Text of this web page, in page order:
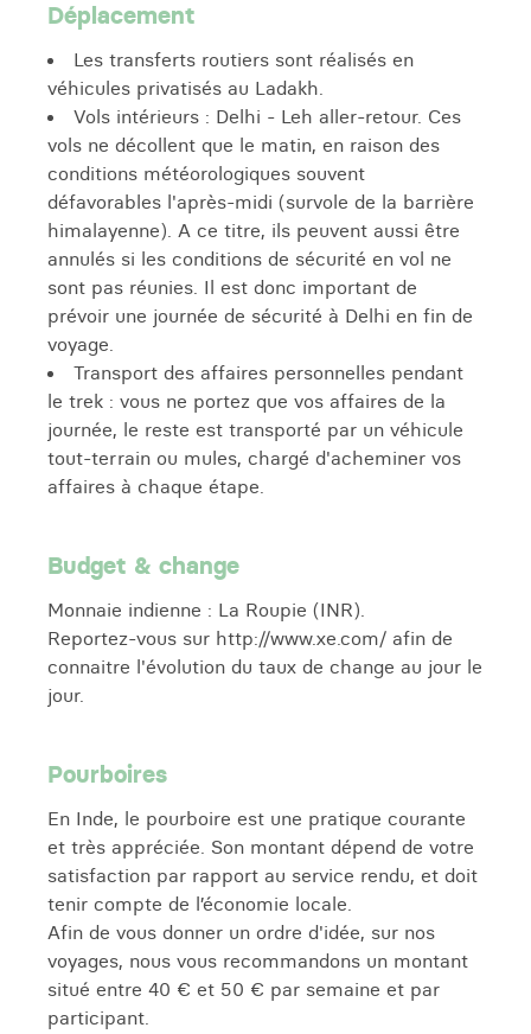
Déplacement
Les transferts routiers sont réalisés en
véhicules privatisés au Ladakh.
Vols intérieurs : Delhi - Leh aller-retour. Ces
vols ne décollent que le matin, en raison des
conditions météorologiques souvent
défavorables l'après-midi (survole de la barrière
himalayenne). A ce titre, ils peuvent aussi être
annulés si les conditions de sécurité en vol ne
sont pas réunies. Il est donc important de
prévoir une journée de sécurité à Delhi en fin de
voyage.
Transport des affaires personnelles pendant
le trek : vous ne portez que vos affaires de la
journée, le reste est transporté par un véhicule
tout-terrain ou mules, chargé d'acheminer vos
affaires à chaque étape.
Budget & change
Monnaie indienne : La Roupie (INR).
Reportez-vous sur http://www.xe.com/ afin de
connaitre l'évolution du taux de change au jour le
jour.
Pourboires
En Inde, le pourboire est une pratique courante
et très appréciée. Son montant dépend de votre
satisfaction par rapport au service rendu, et doit
tenir compte de l’économie locale.
Afin de vous donner un ordre d'idée, sur nos
voyages, nous vous recommandons un montant
situé entre 40 € et 50 € par semaine et par
participant.